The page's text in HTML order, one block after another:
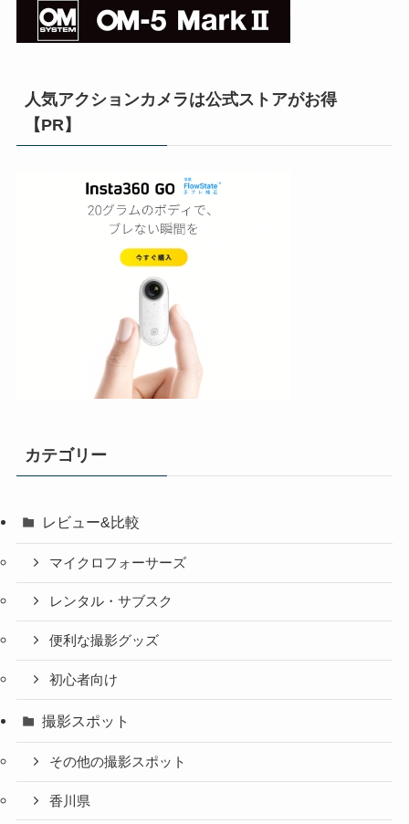
人気アクションカメラは公式ストアがお得
【PR】
カテゴリー
レビュー&比較
マイクロフォーサーズ
レンタル・サブスク
便利な撮影グッズ
初心者向け
撮影スポット
その他の撮影スポット
香川県